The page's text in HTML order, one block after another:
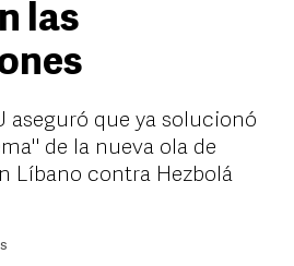
las
aseguró que ya solucionó
de la nueva ola de
Líbano contra Hezbolá